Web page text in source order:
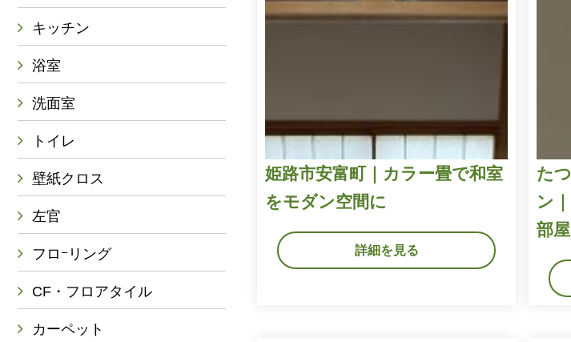
キッチン
浴室
洗面室
トイレ
壁紙クロス
左官
フロｰリング
CF・フロアタイル
カーペット
姫路市安富町｜カラー畳で和室
をモダン空間に
詳細を見る
た
ン
部